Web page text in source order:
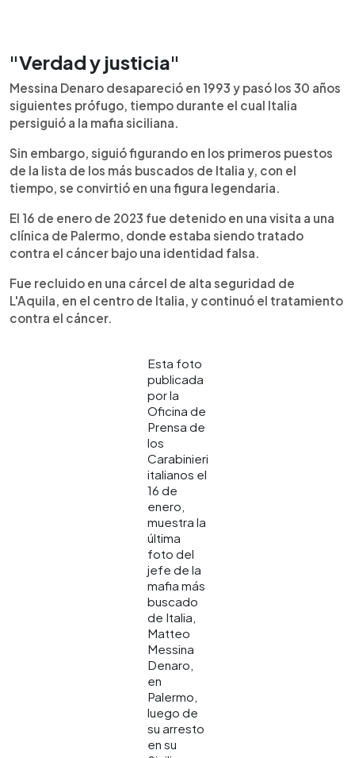
"Verdad y justicia"
Messina Denaro desapareció en 1993 y pasó los 30 años
siguientes prófugo, tiempo durante el cual Italia
persiguió a la mafia siciliana.
Sin embargo, siguió figurando en los primeros puestos
de la lista de los más buscados de Italia y, con el
tiempo, se convirtió en una figura legendaria.
El 16 de enero de 2023 fue detenido en una visita a una
clínica de Palermo, donde estaba siendo tratado
contra el cáncer bajo una identidad falsa.
Fue recluido en una cárcel de alta seguridad de
L'Aquila, en el centro de Italia, y continuó el tratamiento
contra el cáncer.
Esta foto
publicada
por la
Oficina de
Prensa de
los
Carabinieri
italianos el
16 de
enero,
muestra la
última
foto del
jefe de la
mafia más
buscado
de Italia,
Matteo
Messina
Denaro,
en
Palermo,
luego de
su arresto
en su